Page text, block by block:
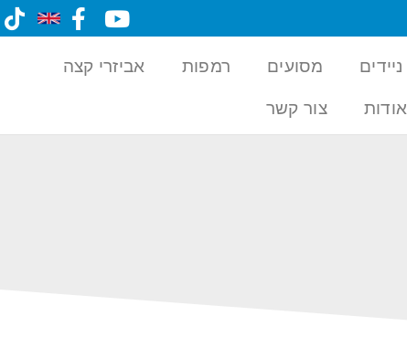
מסועים רמפות
אביזרי קצה
אודות צור קשר